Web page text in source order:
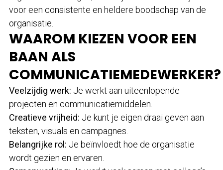
voor een consistente en heldere boodschap van de
organisatie.
WAAROM KIEZEN VOOR EEN
BAAN ALS
COMMUNICATIEMEDEWERKER?
Veelzijdig werk: Je werkt aan uiteenlopende
projecten en communicatiemiddelen.
Creatieve vrijheid: Je kunt je eigen draai geven aan
teksten, visuals en campagnes.
Belangrijke rol: Je beïnvloedt hoe de organisatie
wordt gezien en ervaren.